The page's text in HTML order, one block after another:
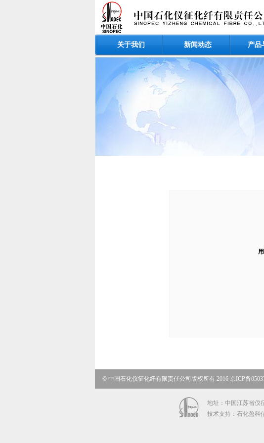
关于我们 新闻动态 产品
© 中国石化仪征化纤有限责任公司版权所有 2016 京ICP备
地址：中国江苏省仪
技术支持：石化盈科